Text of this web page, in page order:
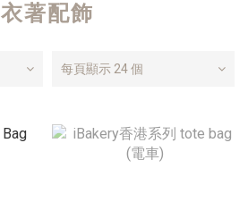
衣著配飾
每頁顯示 24 個